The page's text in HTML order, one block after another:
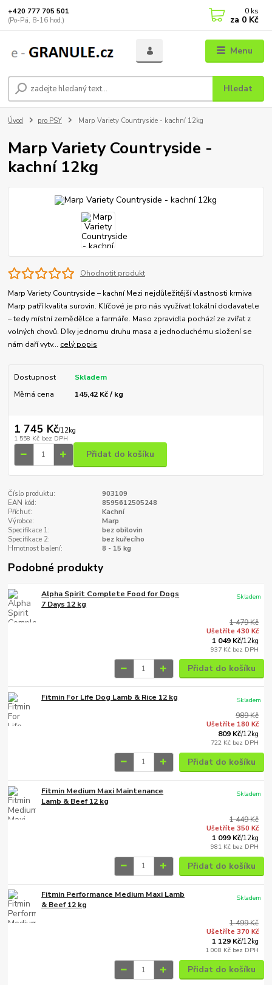
Menu
Hledat
+420 777 705 501
(Po-Pá, 8-16 hod.)
0 ks
za 0 Kč
Úvod pro PSY Marp Variety Countryside - kachní 12kg
Marp Variety Countryside -
kachní 12kg
Ohodnotit produkt
Marp Variety Countryside – kachní Mezi nejdůležitější vlastnosti krmiva
Marp patří kvalita surovin. Klíčové je pro nás využívat lokální dodavatele
– tedy místní zemědělce a farmáře. Maso zpravidla pochází ze zvířat z
volných chovů. Díky jednomu druhu masa a jednoduchému složení se
nám daří vytv... celý popis
Dostupnost
Skladem
Měrná cena
145,42 Kč / kg
1 745 Kč/12kg
1 558 Kč bez DPH
Přidat do košíku
Číslo produktu:
903109
EAN kód:
8595612505248
Příchuť:
Kachní
Výrobce:
Marp
Specifikace 1:
bez obilovin
Specifikace 2:
bez kuřecího
Hmotnost balení:
8 - 15 kg
Podobné produkty
Alpha Spirit Complete Food for Dogs
7 Days 12 kg
1 479 Kč
Ušetříte 430 Kč
1 049 Kč/12kg
937 Kč bez DPH
Skladem
Přidat do košíku
Fitmin For Life Dog Lamb & Rice 12 kg
989 Kč
Ušetříte 180 Kč
809 Kč/12kg
722 Kč bez DPH
Skladem
Přidat do košíku
Fitmin Medium Maxi Maintenance
Lamb & Beef 12 kg
1 449 Kč
Ušetříte 350 Kč
1 099 Kč/12kg
981 Kč bez DPH
Skladem
Přidat do košíku
Fitmin Performance Medium Maxi Lamb
& Beef 12 kg
1 499 Kč
Ušetříte 370 Kč
1 129 Kč/12kg
1 008 Kč bez DPH
Skladem
Přidat do košíku